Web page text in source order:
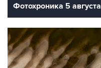
Фотохроника 5 августа